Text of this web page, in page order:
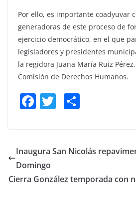
Por ello, es importante coadyuvar
generadoras de este proceso de
ejercicio democrático, en el que
legisladores y presidentes
la regidora Juana María Ruiz
Comisión de Derechos Humanos.
F
e
b
o
T
er e
Inaugura San Nicolás
Domingo
Cierra González temporada con